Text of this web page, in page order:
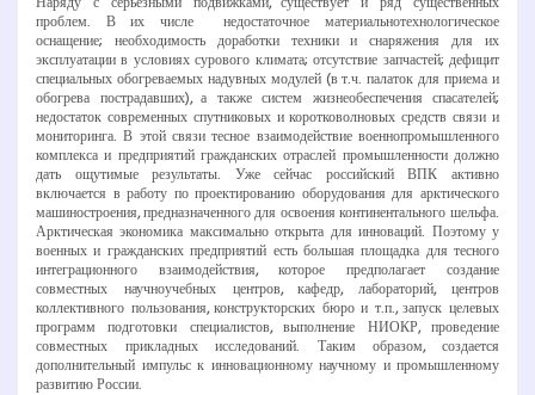
проблем. В их числе ­ недостаточное материально­технологическое
оснащение; необходимость доработки техники и снаряжения для их
эксплуатации в условиях сурового климата; отсутствие запчастей; дефицит
специальных обогреваемых надувных модулей (в т.ч. палаток для приема и
обогрева пострадавших), а также систем жизнеобеспечения спасателей;
недостаток современных спутниковых и коротковолновых средств связи и
мониторинга. В этой связи тесное взаимодействие военно­промышленного
комплекса и предприятий гражданских отраслей промышленности должно
дать ощутимые результаты. Уже сейчас российский ВПК активно
включается в работу по проектированию оборудования для арктического
машиностроения, предназначенного для освоения континентального шельфа.
Арктическая экономика максимально открыта для инноваций. Поэтому у
военных и гражданских предприятий есть большая площадка для тесного
интеграционного взаимодействия, которое предполагает создание
совместных научно­учебных центров, кафедр, лабораторий, центров
коллективного пользования, конструкторских бюро и т.п., запуск целевых
программ подготовки специалистов, выполнение НИОКР, проведение
совместных прикладных исследований. Таким образом, создается
дополнительный импульс к инновационному научному и промышленному
развитию России.